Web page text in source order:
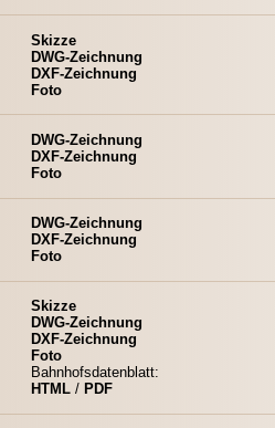
Skizze
DWG-Zeichnung
DXF-Zeichnung
Foto
DWG-Zeichnung
DXF-Zeichnung
Foto
DWG-Zeichnung
DXF-Zeichnung
Foto
Skizze
DWG-Zeichnung
DXF-Zeichnung
Foto
Bahnhofsdatenblatt:
HTML / PDF